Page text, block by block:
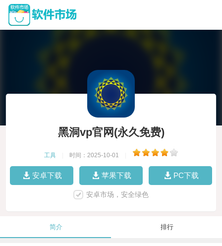
黑洞vp官网(永久免费)
工具 时间：2025-10-01
安卓下载 苹果下载 PC下载
安卓市场，安全绿色
简介 排行